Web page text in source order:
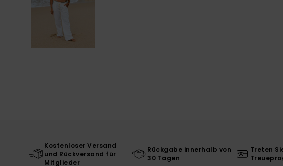
Kostenloser Versand
und Rückversand für
Mitglieder
Rückgabe innerhalb von
30 Tagen
Treten